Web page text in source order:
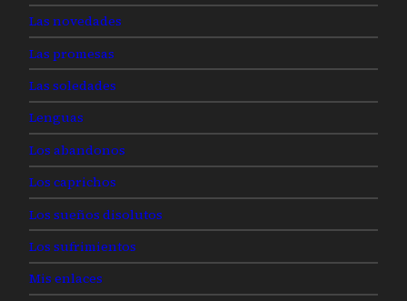
Las novedades
Las promesas
Las soledades
Lenguas
Los abandonos
Los caprichos
Los sueños disolutos
Los sufrimientos
Mis enlaces